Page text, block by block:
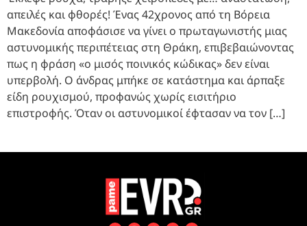
απειλές και φθορές! Ένας 42χρονος από τη Βόρεια
Μακεδονία αποφάσισε να γίνει ο πρωταγωνιστής μιας
αστυνομικής περιπέτειας στη Θράκη, επιβεβαιώνοντας
πως η φράση «ο μισός ποινικός κώδικας» δεν είναι
υπερβολή. Ο άνδρας μπήκε σε κατάστημα και άρπαξε
είδη ρουχισμού, προφανώς χωρίς εισιτήριο
επιστροφής. Όταν οι αστυνομικοί έφτασαν να τον […]